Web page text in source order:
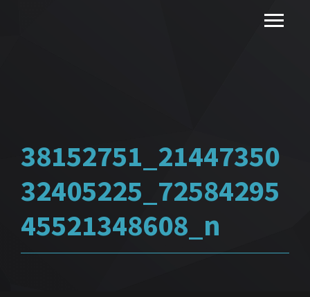
38152751_21447350
32405225_72584295
45521348608_n